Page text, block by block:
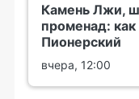
Камень Лжи,
променад:
Пионерский
вчера, 12:00